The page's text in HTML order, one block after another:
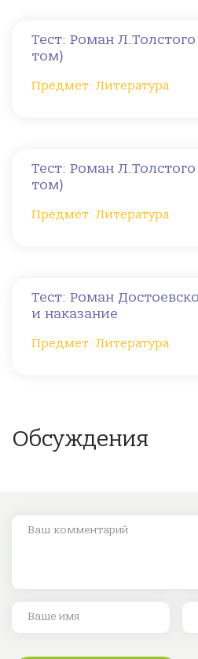
Тест: Роман
том)
Предмет: Литература
Тест: Роман
том)
Предмет: Литература
Тест: Роман
и наказание
Предмет: Литература
Обсуждения